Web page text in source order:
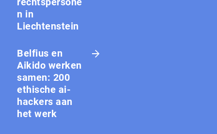
n in
Liechtenstein
Belfius en
Aikido werken
samen: 200
ethische ai-
hackers aan
het werk